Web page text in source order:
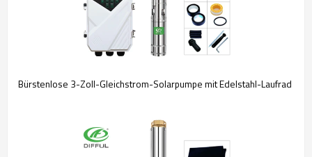
Bürstenlose 3-Zoll-Gleichstrom-Solarpumpe mit Edelstahl-Laufrad